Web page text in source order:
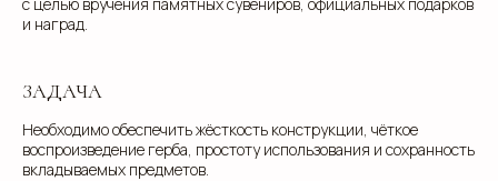
и наград.
ЗАДАЧА
Необходимо обеспечить жёсткость конструкции, чёткое
воспроизведение герба, простоту использования и сохранность
вкладываемых предметов.